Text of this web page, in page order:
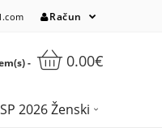
Račun
- 0.00€
SP 2026 Ženski